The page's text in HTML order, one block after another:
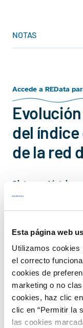
Esta página web
Utilizamos cookies
el correcto
cookies de
marketing o no
cookies, haz clic
clic en “Permitir la
las cookies
NOTAS
Accede a REData
del
de la red
Sistema eléctrico
RdT total
Chart
Line chart with 12
View as data table,
100,5